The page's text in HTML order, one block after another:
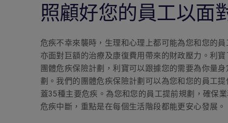
照顧好您的員工以面
危疾不幸來襲時，生理和心理上都可能為您和您的
亦面對巨額的治療及康復費用帶來的財政壓力。利
團體危疾保險計劃，利寶可以跟據您的需要為你量
劃。我們的團體危疾保險計劃可以為您和您的員工
蓋35種主要危疾。為您和您的員工提前規劃，確保
危疾中斷，重點是在每個生活階段都能更安心發展。